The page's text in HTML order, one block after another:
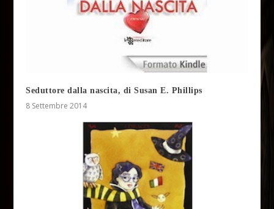
Seduttore dalla nascita, di Susan E. Phillips
8 Settembre 2014